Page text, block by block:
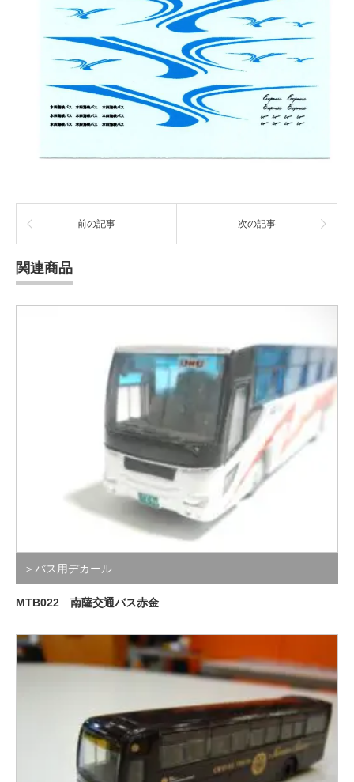
前の記事 次の記事
関連商品
＞バス用デカール
MTB022 南薩交通バス赤金